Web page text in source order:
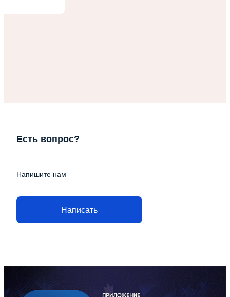
Есть вопрос?
Напишите нам
Написать